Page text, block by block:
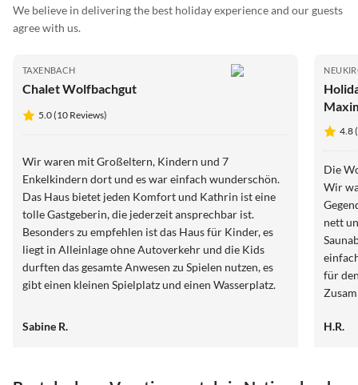
We believe in delivering the best holiday experience and our guests
agree with us.
TAXENBACH
Chalet Wolfbachgut
5.0 (10 Reviews)
Wir waren mit Großeltern, Kindern und 7
Enkelkindern dort und es war einfach wunderschön.
Das Haus bietet jeden Komfort und Kathrin ist eine
tolle Gastgeberin, die jederzeit ansprechbar ist.
Besonders zu empfehlen ist das Haus für Kinder, es
liegt in Alleinlage ohne Autoverkehr und die Kids
durften das gesamte Anwesen zu Spielen nutzen, es
gibt einen kleinen Spielplatz und einen Wasserplatz.
können entspannt vor dem Haus sitzen und haben die
Sabine R.
8 4.8
Die
Wir
nett
für
H.R.